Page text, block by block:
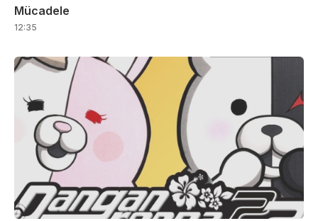
Mücadele
12:35